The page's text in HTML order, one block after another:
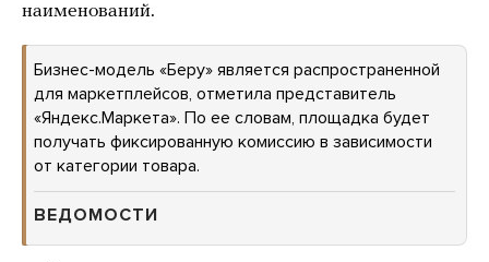
наименований.
Бизнес-модель «Беру» является распространенной
для маркетплейсов, отметила представитель
«Яндекс.Маркета». По ее словам, площадка будет
получать фиксированную комиссию в зависимости
от категории товара.
ВЕДОМОСТИ